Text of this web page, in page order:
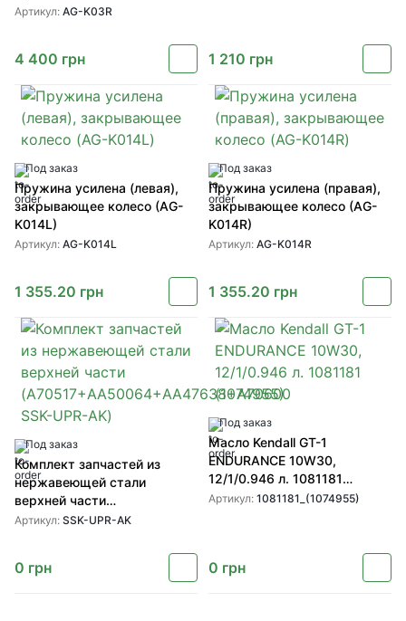
AN282117 AN282118 AG-
Артикул: AG-K03R
4 400 грн 1 210 грн
Под заказ
Пружина усилена (левая),
закрывающее колесо (AG-
K014L)
Артикул: AG-K014L
1 355.20 грн
Под заказ
Пружина усилена (правая),
закрывающее колесо (AG-
K014R)
Артикул: AG-K014R
1 355.20 грн
Под заказ
Комплект запчастей из
нержавеющей стали
верхней части
(A70517+AA50064+AA47638+A70600
Артикул: SSK-UPR-AK
0 грн
Под заказ
Масло Kendall GT-1
ENDURANCE 10W30,
12/1/0.946 л. 1081181
(1074955)
Артикул: 1081181_(1074955)
0 грн